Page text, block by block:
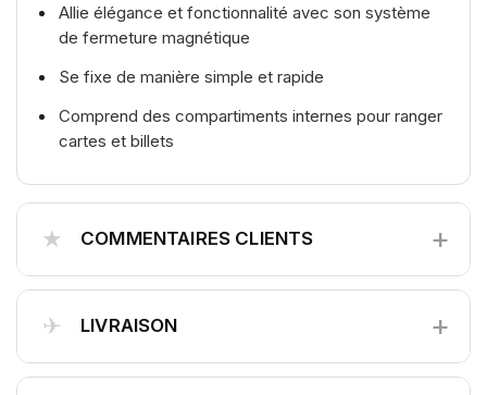
Allie élégance et fonctionnalité avec son système
de fermeture magnétique
Se fixe de manière simple et rapide
Comprend des compartiments internes pour ranger
cartes et billets
★ COMMENTAIRES CLIENTS +
✈ LIVRAISON +